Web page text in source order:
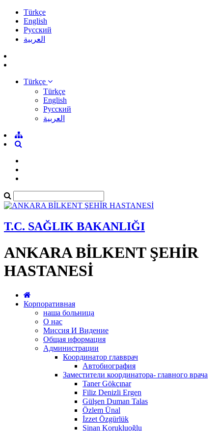
Türkçe
English
Pусский
العربية
Türkçe
Türkçe
English
Pусский
العربية
T.C. SAĞLIK BAKANLIĞI
ANKARA BİLKENT ŞEHİR
HASTANESİ
Корпоративная
наша больница
О нас
Миссия И Видение
Общая иформация
Администрации
Координатор главврач
Автобиография
Заместители координатора- главного врача
Taner Gökçınar
Filiz Denizli Ergen
Gülşen Duman Talas
Özlem Ünal
İzzet Özgürlük
Sinan Korukluoğlu